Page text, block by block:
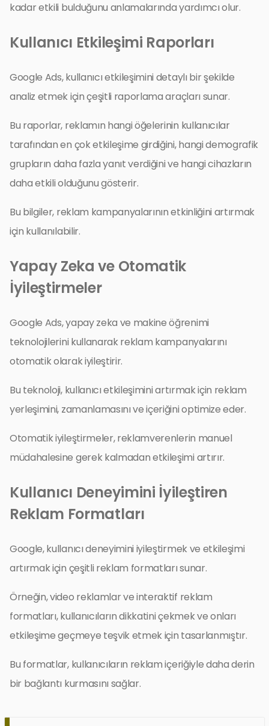
kadar etkili bulduğunu anlamalarında yardımcı olur.
Kullanıcı Etkileşimi Raporları
Google Ads, kullanıcı etkileşimini detaylı bir şekilde
analiz etmek için çeşitli raporlama araçları sunar.
Bu raporlar, reklamın hangi öğelerinin kullanıcılar
tarafından en çok etkileşime girdiğini, hangi demografik
grupların daha fazla yanıt verdiğini ve hangi cihazların
daha etkili olduğunu gösterir.
Bu bilgiler, reklam kampanyalarının etkinliğini artırmak
için kullanılabilir.
Yapay Zeka ve Otomatik
İyileştirmeler
Google Ads, yapay zeka ve makine öğrenimi
teknolojilerini kullanarak reklam kampanyalarını
otomatik olarak iyileştirir.
Bu teknoloji, kullanıcı etkileşimini artırmak için reklam
yerleşimini, zamanlamasını ve içeriğini optimize eder.
Otomatik iyileştirmeler, reklamverenlerin manuel
müdahalesine gerek kalmadan etkileşimi artırır.
Kullanıcı Deneyimini İyileştiren
Reklam Formatları
Google, kullanıcı deneyimini iyileştirmek ve etkileşimi
artırmak için çeşitli reklam formatları sunar.
Örneğin, video reklamlar ve interaktif reklam
formatları, kullanıcıların dikkatini çekmek ve onları
etkileşime geçmeye teşvik etmek için tasarlanmıştır.
Bu formatlar, kullanıcıların reklam içeriğiyle daha derin
bir bağlantı kurmasını sağlar.